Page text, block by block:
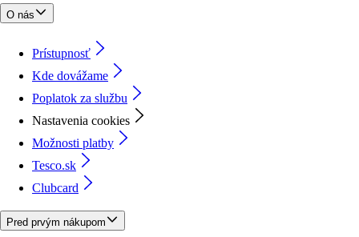
O nás
Prístupnosť
Kde dovážame
Poplatok za službu
Nastavenia cookies
Možnosti platby
Tesco.sk
Clubcard
Pred prvým nákupom